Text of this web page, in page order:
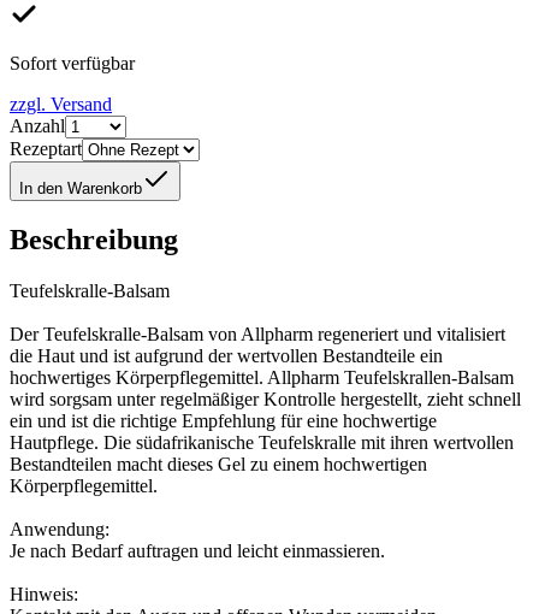
Sofort verfügbar
zzgl. Versand
Anzahl
Rezeptart
In den Warenkorb
Beschreibung
Teufelskralle-Balsam
Der Teufelskralle-Balsam von Allpharm regeneriert und vitalisiert
die Haut und ist aufgrund der wertvollen Bestandteile ein
hochwertiges Körperpflegemittel. Allpharm Teufelskrallen-Balsam
wird sorgsam unter regelmäßiger Kontrolle hergestellt, zieht schnell
ein und ist die richtige Empfehlung für eine hochwertige
Hautpflege. Die südafrikanische Teufelskralle mit ihren wertvollen
Bestandteilen macht dieses Gel zu einem hochwertigen
Körperpflegemittel.
Anwendung:
Je nach Bedarf auftragen und leicht einmassieren.
Hinweis: